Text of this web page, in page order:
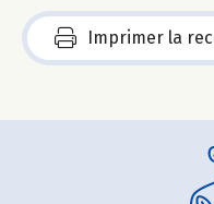
Imprimer la